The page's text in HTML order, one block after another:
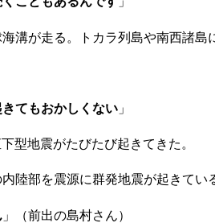
が走る。トカラ列島や南西諸島
てもおかしくない 」
型地震がたびたび起きてきた。
部を震源に群発地震が起きてい
」（前出の島村さん）